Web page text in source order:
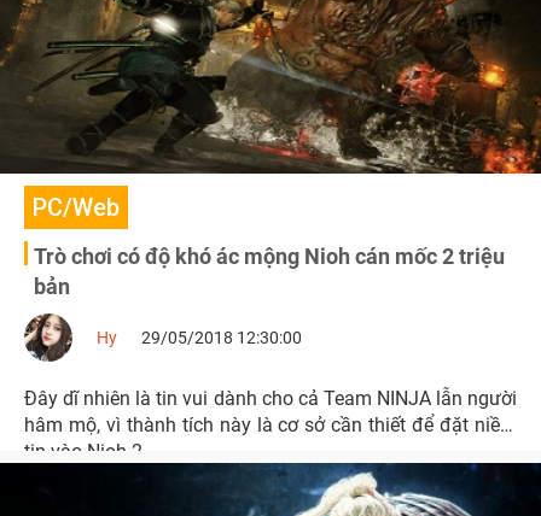
PC/Web
Trò chơi có độ khó ác mộng Nioh cán mốc 2 triệu
bản
Hy 29/05/2018 12:30:00
Đây dĩ nhiên là tin vui dành cho cả Team NINJA lẫn người
hâm mộ, vì thành tích này là cơ sở cần thiết để đặt niềm
tin vào Nioh 2.